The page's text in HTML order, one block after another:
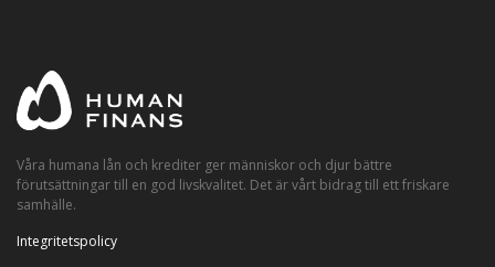
Våra humana lån och krediter ger människor och djur bättre
förutsättningar till en god livskvalitet. Det är vårt bidrag till ett friskare
samhälle.
Integritetspolicy